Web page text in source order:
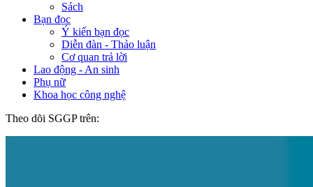
Sách
Bạn đọc
Ý kiến bạn đọc
Diễn đàn - Thảo luận
Cơ quan trả lời
Lao động - An sinh
Phụ nữ
Khoa học công nghệ
Theo dõi SGGP trên: